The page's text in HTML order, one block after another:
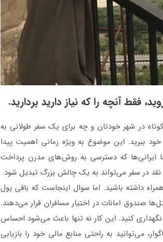
آنچه را که نیاز دارید بردارید.
در شهر خودتان و چه برای یک سفر طولانی به
ببرید. این موضوع به ویژه زمانی اهمیت پیدا
که دسترسی به روش‌های مدرن پرداخت
نقد در سفر می‌تواند به یک چالش بزرگ تبدیل شود.
داشته باشید. اما سوال اینجاست که باقی پول
صندوق امانات در اختیار مسافران قرار می‌دهند.
کنید. این کار نه تنها باعث می‌شود احساس
می‌توانید به راحتی منابع مالی خود را بازیابی